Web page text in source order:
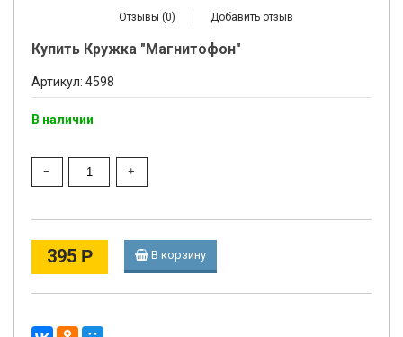
Отзывы (0) Добавить отзыв
Купить Кружка "Магнитофон"
Артикул: 4598
В наличии
395 Р В корзину